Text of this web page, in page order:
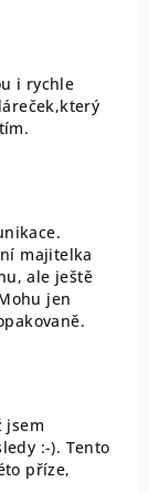
i rychle
majitelka
ale ještě
jen
jsem
:-). Tento
příze,